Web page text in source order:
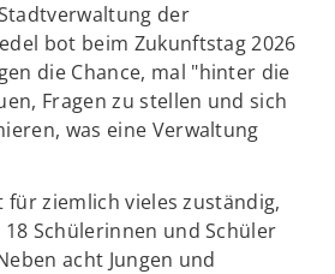
der
bot beim Zukunftstag 2026
die Chance, mal "hinter die
Fragen zu stellen und sich
was eine Verwaltung
für ziemlich vieles zuständig,
Schülerinnen und Schüler
acht Jungen und